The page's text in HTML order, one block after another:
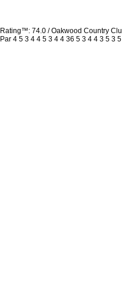
74.0 / Oakwood Country
4 5 3 4 4 5 3 4 4 36 5 3 4 4 3 5 3